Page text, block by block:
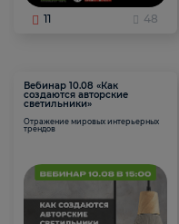
11 48
Вебинар 10.08 «Как
создаются авторские
светильники»
Отражение мировых интерьерных
трендов